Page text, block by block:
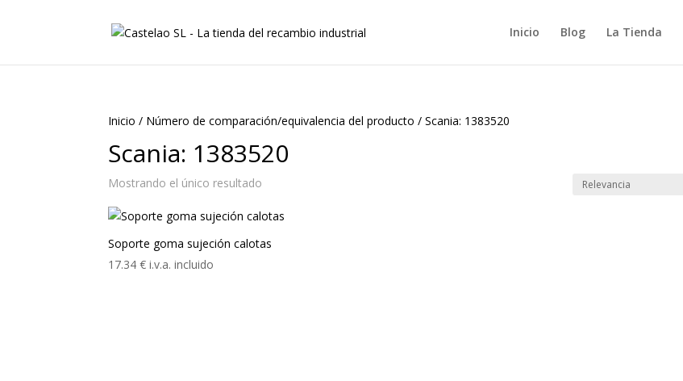
Inicio Blog La Tienda
Inicio / Número de comparación/equivalencia del producto /Scania: 1383520
Scania: 1383520
Mostrando el único resultado
Soporte goma sujeción calotas
17.34€ i.v.a. incluido